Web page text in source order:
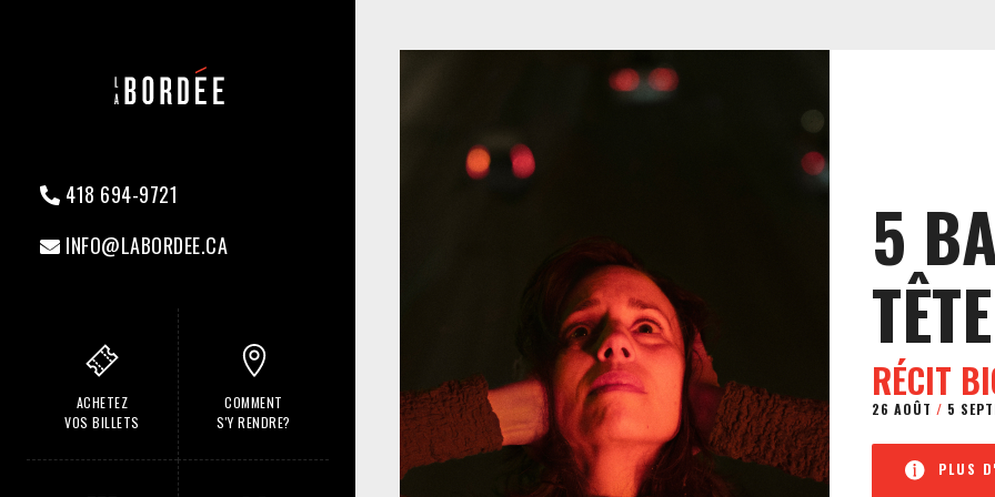
418 694-9721
INFO@LABORDEE.CA
ACHETEZ
VOS BILLETS
COMMENT
S'Y RENDRE?
5
TÊTE
RÉCIT
26 AOÛT / 5
PLUS